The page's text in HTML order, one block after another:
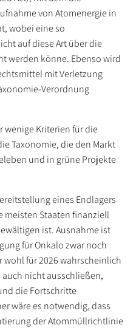
von Atomenergie in
wobei eine so
auf diese Art über die
werden könne. Ebenso wird
mit Verletzung
Verordnung
wenige Kriterien für die
Taxonomie, die den Markt
und in grüne Projekte
eines Endlagers
meisten Staaten finanziell
ist. Ausnahme ist
für Onkalo zwar noch
für 2026 wahrscheinlich
nicht ausschließen,
die Fortschritte
wäre es notwendig, dass
der Atommüllrichtlinie